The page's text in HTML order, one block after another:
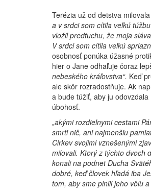
Terézia už od detstva
a v srdci som cítila veľkú
vložil predtuchu, že moja
V srdci som cítila veľkú
osobnosť ponúka úžasné
hier o Jane odhaľuje čoraz
nebeského kráľovstva“. Keď
ale skôr rozradostňuje. Ak
a bude túžiť, aby ju
úbohosť.
„akými rozdielny­mi cestami
smrti nič, ani najmenšiu
Cirkev svojimi vznešenými
milovali. Ktorý z týchto dvoch
konali na podnet Ducha
dobré, keď človek hľadá iba
tom, aby sme plnili jeho vôľu